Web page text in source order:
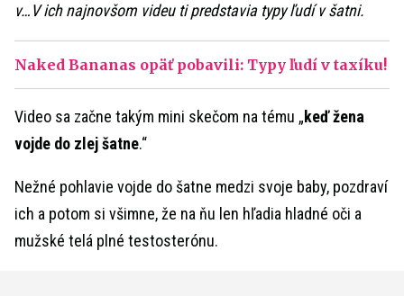
v…V ich najnovšom videu ti predstavia typy ľudí v šatni.
Naked Bananas opäť pobavili: Typy ľudí v taxíku!
Video sa začne takým mini skečom na tému „keď žena
vojde do zlej šatne.“
Nežné pohlavie vojde do šatne medzi svoje baby, pozdraví
ich a potom si všimne, že na ňu len hľadia hladné oči a
mužské telá plné testosterónu.